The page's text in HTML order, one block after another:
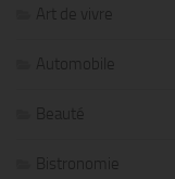
Art de vivre
Automobile
Beauté
Bistronomie